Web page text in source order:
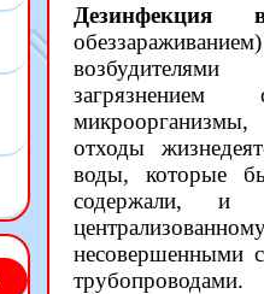
Дезинфекция
загрязнением
отходы
воды, которые
содержали, и
несовершенными
трубопроводами.